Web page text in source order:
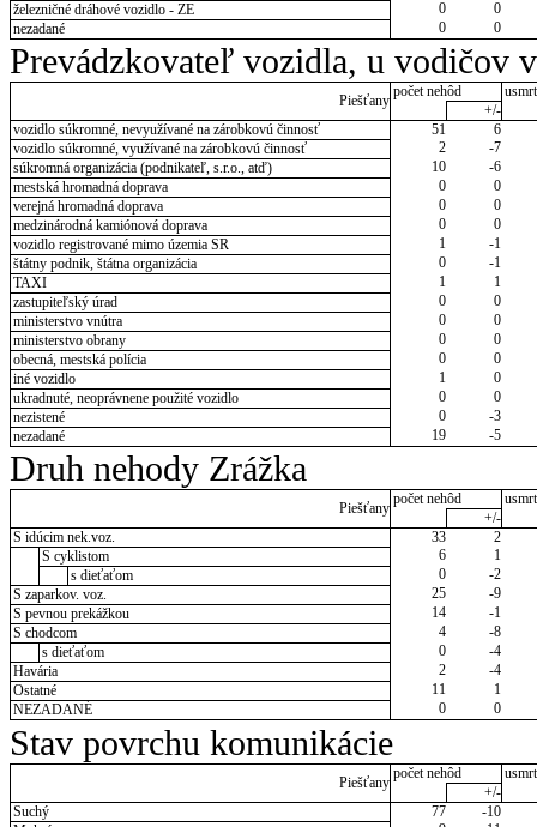
železničné dráhové vozidlo - ZE
0
0
nezadané
0 0
Prevádzkovateľ vozidla, u vodičov
Piešťany
počet nehôd
+/-
vozidlo súkromné, nevyužívané na zárobkovú činnosť
51
6
vozidlo súkromné, využívané na zárobkovú činnosť
2
-7
súkromná organizácia (podnikateľ, s.r.o., atď)
10
-6
mestská hromadná doprava
0
0
verejná hromadná doprava
0
0
medzinárodná kamiónová doprava
0
0
vozidlo registrované mimo územia SR
1
-1
štátny podnik, štátna organizácia
0
-1
TAXI
1
1
zastupiteľský úrad
0
0
ministerstvo vnútra
0
0
ministerstvo obrany
0
0
obecná, mestská polícia
0
0
iné vozidlo
1
0
ukradnuté, neoprávnene použité vozidlo
0
0
nezistené
0
-3
nezadané
19 -5
Druh nehody Zrážka
Piešťany
počet nehôd
+/-
S idúcim nek.voz.
33
2
S cyklistom
6
1
s dieťaťom
0
-2
S zaparkov. voz.
25
-9
S pevnou prekážkou
14
-1
S chodcom
4
-8
s dieťaťom
0
-4
Havária
2
-4
Ostatné
11
1
NEZADANÉ
0 0
Stav povrchu komunikácie
Piešťany
počet nehôd
+/-
Suchý
77
-10